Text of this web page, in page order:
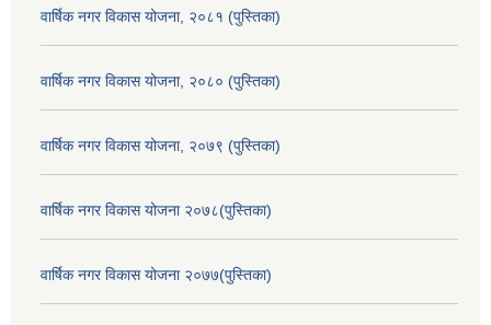
वार्षिक नगर विकास योजना, २०८१ (पुस्तिका)
वार्षिक नगर विकास योजना, २०८० (पुस्तिका)
वार्षिक नगर विकास योजना, २०७९ (पुस्तिका)
वार्षिक नगर विकास योजना २०७८(पुस्तिका)
वार्षिक नगर विकास योजना २०७७(पुस्तिका)